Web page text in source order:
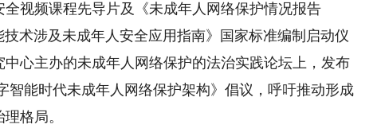
频课程先导片及《未成年人网络保护情况报告
术涉及未成年人安全应用指南》国家标准编制启动仪
心主办的未成年人网络保护的法治实践论坛上，发布
智能时代未成年人网络保护架构》倡议，呼吁推动形成
格局。